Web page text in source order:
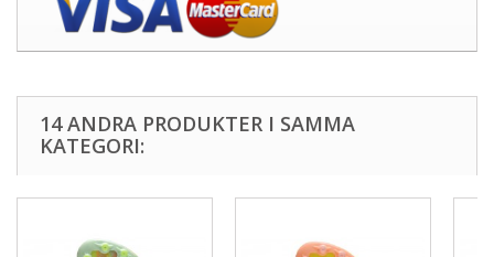
14 ANDRA PRODUKTER I SAMMA
KATEGORI: